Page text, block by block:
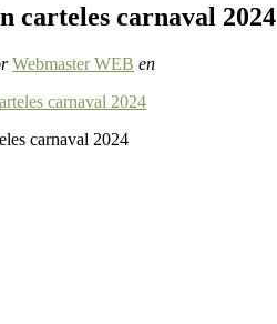
carteles carnaval 2024
Webmaster WEB en
carnaval 2024